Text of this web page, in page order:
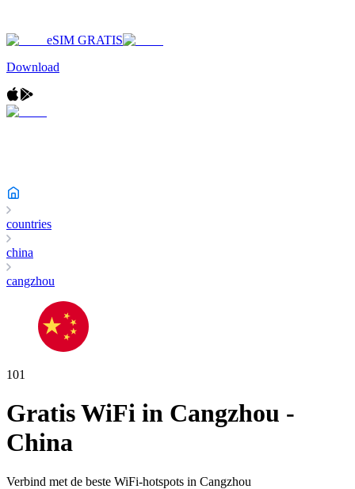
eSIM GRATIS
Download
countries
china
cangzhou
101
Gratis WiFi in Cangzhou -
China
Verbind met de beste WiFi-hotspots in Cangzhou